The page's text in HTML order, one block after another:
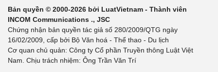
Bản quyền © 2000-2026 bởi LuatVietnam - Thành viên
INCOM Communications ., JSC
Chứng nhận bản quyền tác giả số 280/2009/QTG ngày
16/02/2009, cấp bởi Bộ Văn hoá - Thể thao - Du lịch
Cơ quan chủ quản: Công ty Cổ phần Truyền thông Luật Việt
Nam. Chịu trách nhiệm: Ông Trần Văn Trí